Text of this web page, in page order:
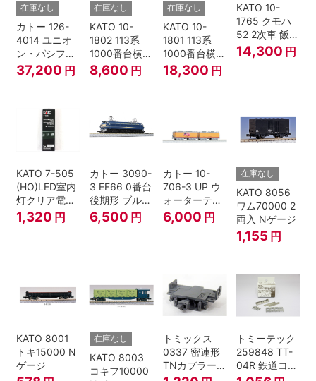
在庫なし
カトー 126-
4014 ユニオ
ン・パシフィ
ック鉄道 ビッ
グボーイ＃
37,200 円
在庫なし
KATO 10-
1802 113系
1000番台横須
賀・総武快速
線 増結4両セ
8,600 円
在庫なし
KATO 10-
1801 113系
1000番台横須
賀・総武快速
線 基本7両セ
18,300 円
KATO 10-
1765 クモハ
52 2次車 飯田
線 4両セット
Nゲージ
14,300 円
KATO 7-505
(HO)LED室内
灯クリア電球
色
1,320 円
カトー 3090-
3 EF66 0番台
後期形 ブルー
トレイン牽引
機
6,500 円
カトー 10-
706-3 UP ウ
ォーターテン
ダー 2両入
6,000 円
在庫なし
KATO 8056
ワム70000 2
両入 Nゲージ
1,155 円
KATO 8001
トキ15000 N
ゲージ
在庫なし
KATO 8003
コキフ10000
トミックス
0337 密連形
TNカプラー
(6個入・SPタ
トミーテック
259848 TT-
04R 鉄道コレ
クション